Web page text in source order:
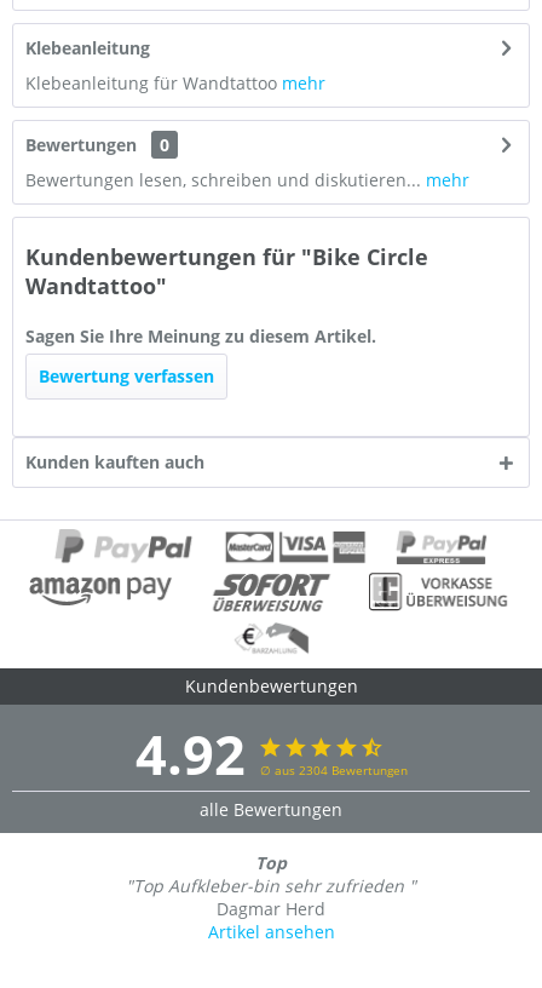
Klebeanleitung
Klebeanleitung für Wandtattoo mehr
Bewertungen
0
Bewertungen lesen, schreiben und diskutieren... mehr
Kundenbewertungen für "Bike Circle
Wandtattoo"
Sagen Sie Ihre Meinung zu diesem Artikel.
Bewertung verfassen
Kunden kauften auch
Kundenbewertungen
4.92 ∅ aus 2304 Bewertungen
alle Bewertungen
Top
"Top Aufkleber-bin sehr zufrieden "
Dagmar Herd
Artikel ansehen